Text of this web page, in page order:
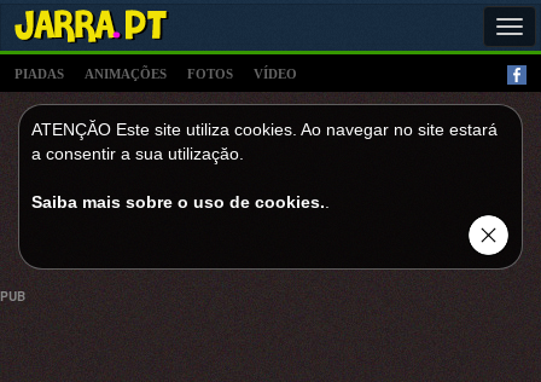
PIADAS ANIMAÇÕES FOTOS VÍDEO
ATENÇĂO Este site utiliza cookies. Ao navegar no site estará
a consentir a sua utilizaçăo.
Saiba mais sobre o uso de cookies.
PUB